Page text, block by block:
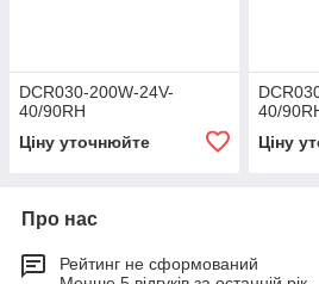
DCR030-200W-24V-
40/90RH
Ціну уточнюйте
40/
Ціну
Про нас
Рейтинг не сформований